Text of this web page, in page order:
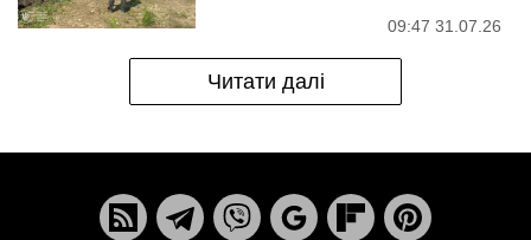
09:47 31.07.26
Читати далі